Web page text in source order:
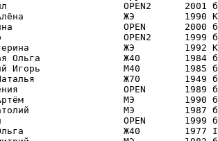
OPEN2
Алёна                  ЖЭ
OPEN
OPEN2
ЖЭ
Ольга               Ж40
Игорь               М40
Наталья                Ж70
OPEN
Артём                  МЭ
МЭ
OPEN
Ольга                  Ж40